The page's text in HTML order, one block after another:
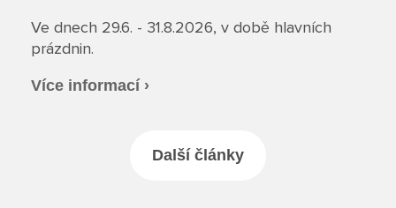
Ve dnech 29.6. - 31.8.2026, v době hlavních
prázdnin.
Více informací ›
Další články